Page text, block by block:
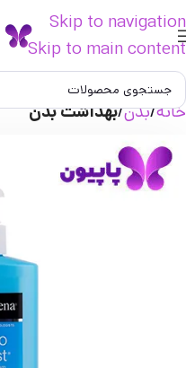
Skip to navigation
Skip to main content
خانه بدن بهداشت بدن